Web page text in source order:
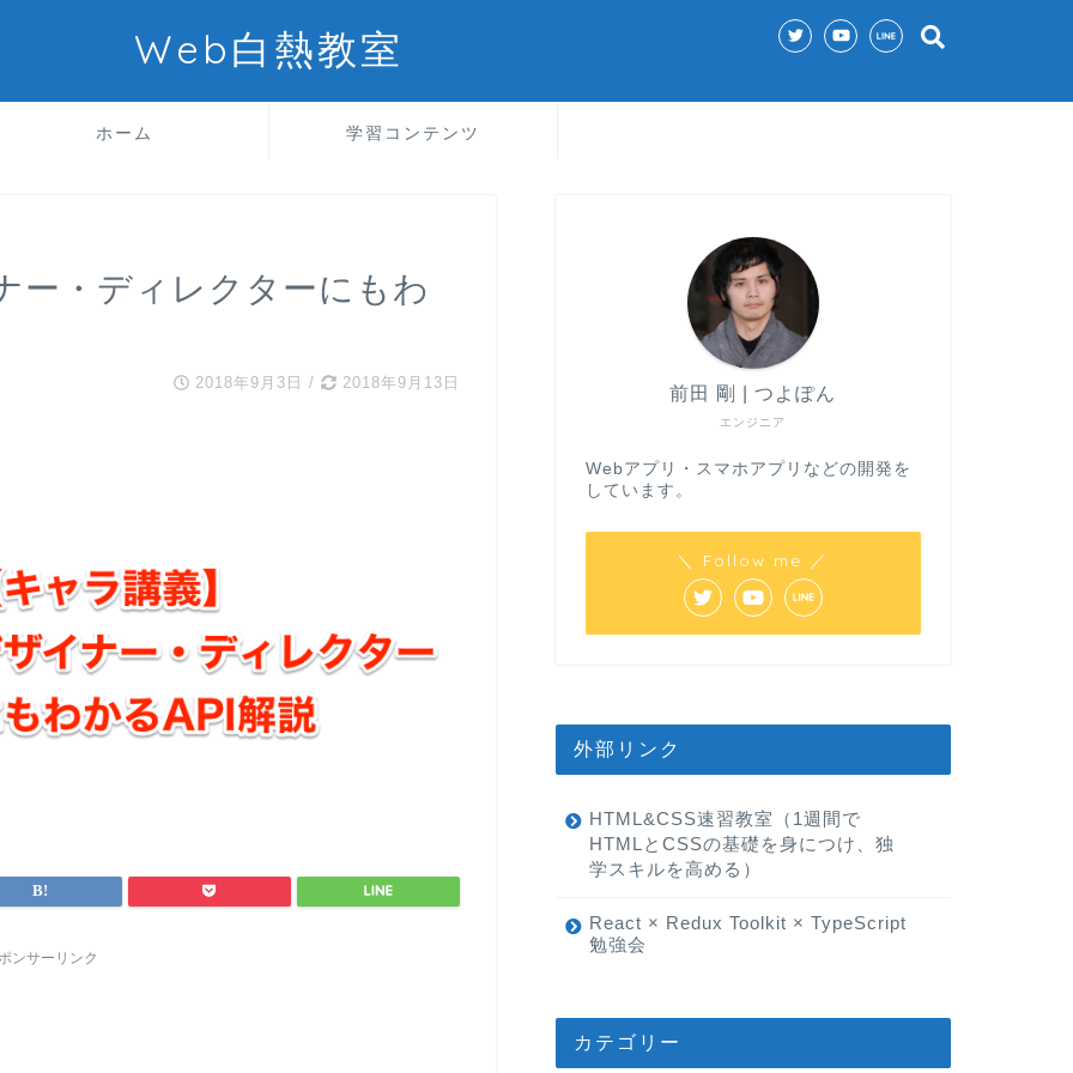
Web白熱教室
ホーム 学習コンテンツ
ー・ディレクターにもわ
2018年9月3日 / 2018年9月13日
ンサーリンク
エンジニア
前田 剛 | つよぽん
Webアプリ・スマホアプリなどの開発を
しています。
＼ Follow me ／
外部リンク
HTML&CSS速習教室（1週間で
HTMLとCSSの基礎を身につけ、独
学スキルを高める）
React × Redux Toolkit × TypeScript
勉強会
カテゴリー